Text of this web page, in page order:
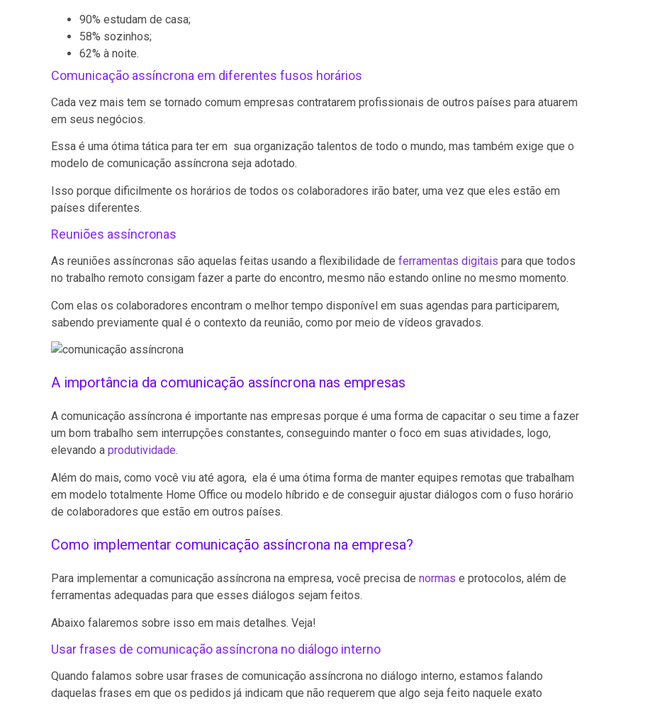
90% estudam de casa;
58% sozinhos;
62% à noite.
Comunicação assíncrona em diferentes fusos horários
Cada vez mais tem se tornado comum empresas contratarem profissionais de outros países para atuarem
em seus negócios.
Essa é uma ótima tática para ter em sua organização talentos de todo o mundo, mas também exige que o
modelo de comunicação assíncrona seja adotado.
Isso porque dificilmente os horários de todos os colaboradores irão bater, uma vez que eles estão em
países diferentes.
Reuniões assíncronas
As reuniões assíncronas são aquelas feitas usando a flexibilidade de ferramentas digitais para que todos
no trabalho remoto consigam fazer a parte do encontro, mesmo não estando online no mesmo momento.
Com elas os colaboradores encontram o melhor tempo disponível em suas agendas para participarem,
sabendo previamente qual é o contexto da reunião, como por meio de vídeos gravados.
A importância da comunicação assíncrona nas empresas
A comunicação assíncrona é importante nas empresas porque é uma forma de capacitar o seu time a fazer
um bom trabalho sem interrupções constantes, conseguindo manter o foco em suas atividades, logo,
elevando a produtividade.
Além do mais, como você viu até agora, ela é uma ótima forma de manter equipes remotas que trabalham
em modelo totalmente Home Office ou modelo híbrido e de conseguir ajustar diálogos com o fuso horário
de colaboradores que estão em outros países.
Como implementar comunicação assíncrona na empresa?
Para implementar a comunicação assíncrona na empresa, você precisa de normas e protocolos, além de
ferramentas adequadas para que esses diálogos sejam feitos.
Abaixo falaremos sobre isso em mais detalhes. Veja!
Usar frases de comunicação assíncrona no diálogo interno
Quando falamos sobre usar frases de comunicação assíncrona no diálogo interno, estamos falando
daquelas frases em que os pedidos já indicam que não requerem que algo seja feito naquele exato